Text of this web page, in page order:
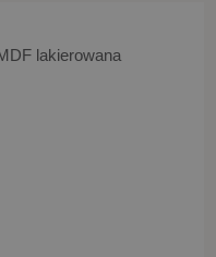
lakierowana